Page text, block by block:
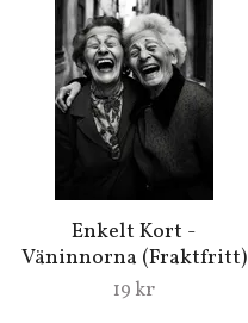
Enkelt Kort -
Väninnorna (Fraktfritt)
19 kr